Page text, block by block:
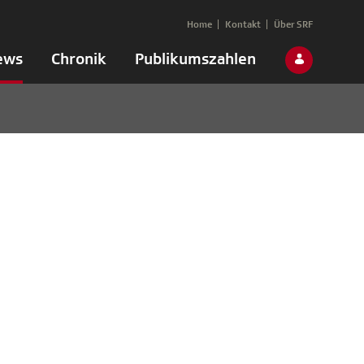
Chronik Publikumszahlen
Home Kontakt Über SRF